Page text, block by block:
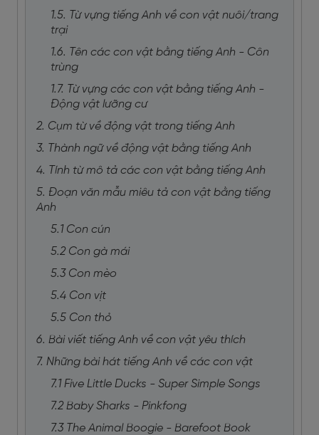
1.5. Từ vựng tiếng Anh về con vật nuôi/trang
trại
1.6. Tên các con vật bằng tiếng Anh - Côn
trùng
1.7. Từ vựng các con vật bằng tiếng Anh -
Động vật lưỡng cư
2. Cụm từ về động vật trong tiếng Anh
3. Thành ngữ về động vật bằng tiếng Anh
4. Tính từ mô tả các con vật bằng tiếng Anh
5. Đoạn văn mẫu miêu tả con vật bằng tiếng
Anh
5.1 Con cún
5.2 Con gà mái
5.3 Con mèo
5.4 Con vịt
5.5 Con thỏ
6. Bài viết tiếng Anh về con vật yêu thích
7. Những bài hát tiếng Anh về các con vật
7.1 Five Little Ducks - Super Simple Songs
7.2 Baby Sharks - Pinkfong
7.3 The Animal Boogie - Barefoot Book